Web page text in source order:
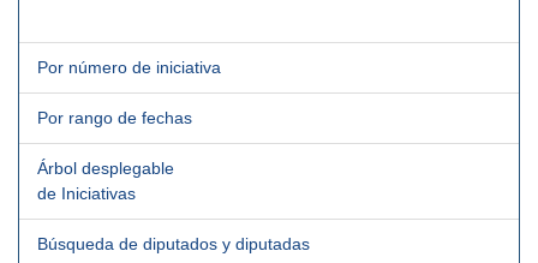
Por número de iniciativa
Por rango de fechas
Árbol desplegable
de Iniciativas
Búsqueda de diputados y diputadas